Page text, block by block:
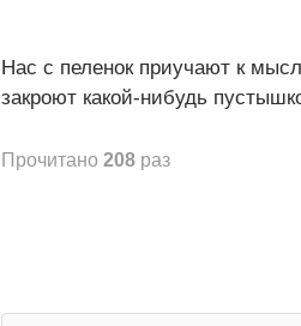
Нас с пеленок приучают к
закроют какой-нибудь
Прочитано 208 раз